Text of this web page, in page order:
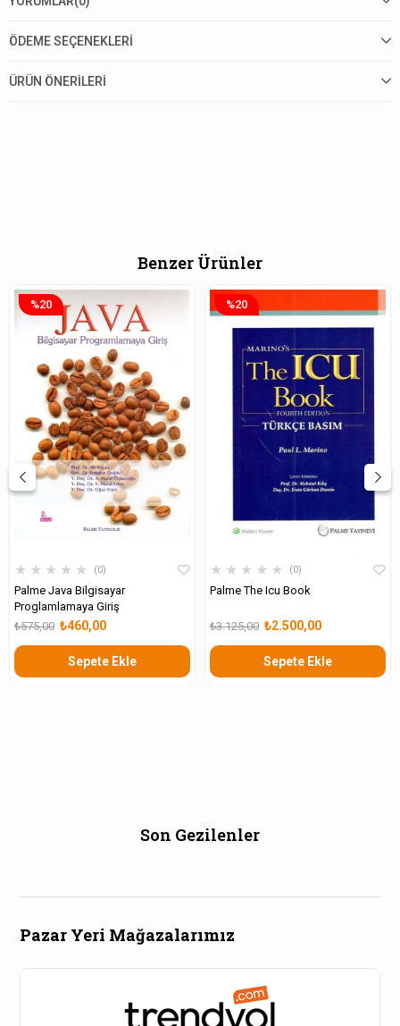
ÖDEME SEÇENEKLERI
ÜRÜN ÖNERILERI
Benzer Ürünler
★ ★ ★ ★ ★ 0
Palme Java Bilgisayar
Proglamlamaya Giriş
₺460,00
₺575,00
Sepete Ekle
%20
★ ★ ★ ★ ★ 0
Palme The Icu Book
₺2.500,00
₺3.125,00
Sepete Ekle
%20
Son Gezilenler
Pazar Yeri Mağazalarımız